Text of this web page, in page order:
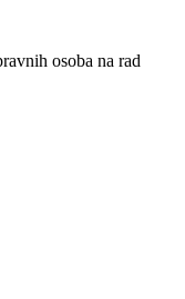
osoba na rad